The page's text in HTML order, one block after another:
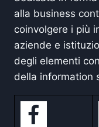
alla business
coinvolgere i più
aziende e
degli elementi
della information